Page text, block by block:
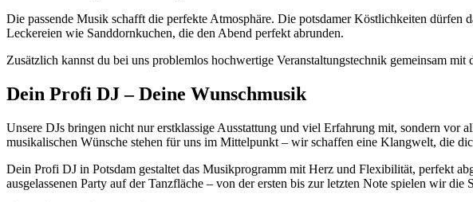
Die passende Musik schafft die perfekte Atmosphäre. Die potsdamer Köstlichkeiten
Leckereien wie Sanddornkuchen, die den Abend perfekt abrunden.
Zusätzlich kannst du bei uns problemlos hochwertige Veranstaltungstechnik gemeinsam
Dein Profi DJ – Deine Wunschmusik
Unsere DJs bringen nicht nur erstklassige Ausstattung und viel Erfahrung mit, sondern vor
musikalischen Wünsche stehen für uns im Mittelpunkt – wir schaffen eine Klangwelt, die
Dein Profi DJ in Potsdam gestaltet das Musikprogramm mit Herz und Flexibilität, perfekt
ausgelassenen Party auf der Tanzfläche – von der ersten bis zur letzten Note spielen wir